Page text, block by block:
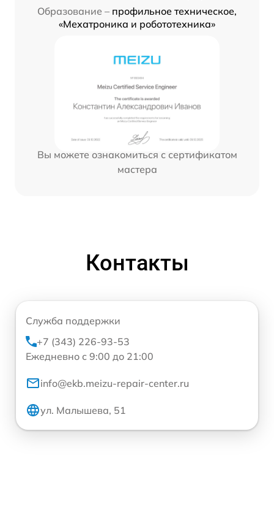
Образование – профильное техническое,
«Мехатроника и робототехника»
Вы можете ознакомиться с сертификатом
мастера
Контакты
Служба поддержки
+7 (343) 226-93-53
Ежедневно с 9:00 до 21:00
info@ekb.meizu-repair-center.ru
ул. Малышева, 51